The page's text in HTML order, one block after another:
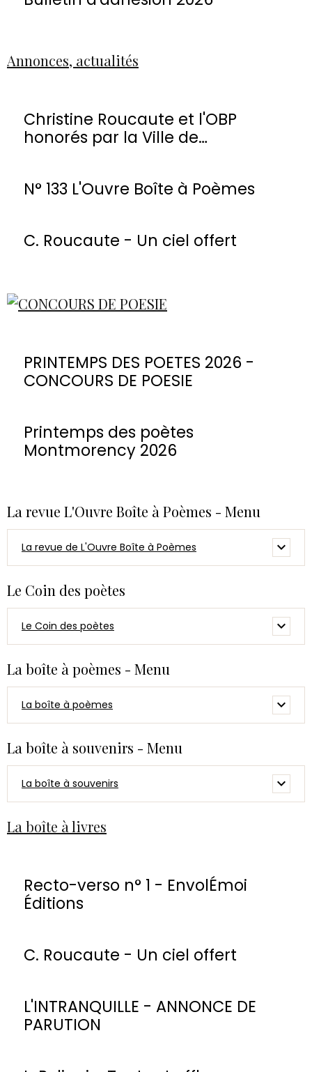
Annonces, actualités
Christine Roucaute et l'OBP
honorés par la Ville de
N° 133 L'Ouvre Boîte à Poèmes
C. Roucaute - Un ciel offert
PRINTEMPS DES POETES 2026 -
CONCOURS DE POESIE
Printemps des poètes
Montmorency 2026
La revue L'Ouvre Boîte à Poèmes - Menu
La revue de L'Ouvre Boîte à Poèmes
Le Coin des poètes
Le Coin des poètes
La boîte à poèmes - Menu
La boîte à poèmes
La boîte à souvenirs - Menu
La boîte à souvenirs
La boîte à livres
Recto-verso n° 1 - EnvolÉmoi
Éditions
C. Roucaute - Un ciel offert
L'INTRANQUILLE - ANNONCE DE
PARUTION